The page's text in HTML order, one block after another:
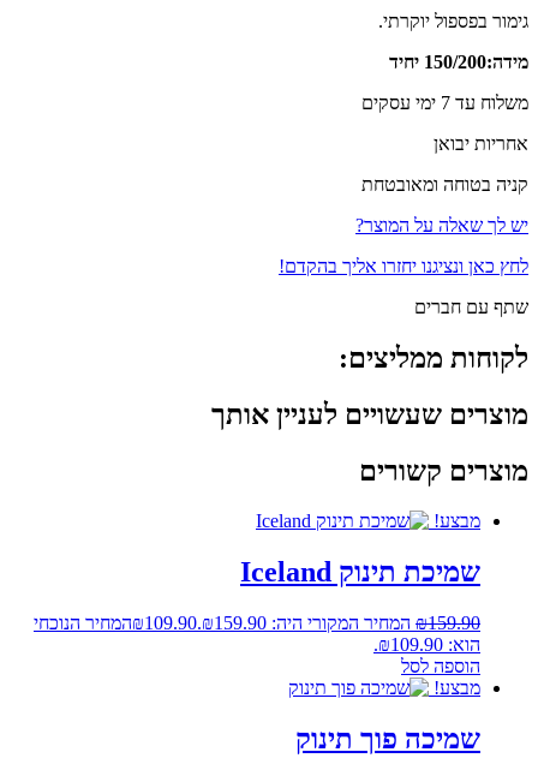
גימור בפספול יוקרתי.
מידה:150/200 יחיד
משלוח עד 7 ימי עסקים
אחריות יבואן
קניה בטוחה ומאובטחת
יש לך שאלה על המוצר?
לחץ כאן ונציגנו יחזרו אליך בהקדם!
שתף עם חברים
לקוחות ממליצים:
מוצרים שעשויים לעניין אותך
מוצרים קשורים
מבצע!
שמיכת תינוק Iceland
₪159.90 המחיר המקורי היה: ₪159.90. ₪109.90
המחיר הנוכחי
הוא: ₪109.90.
הוספה לסל
מבצע!
שמיכה פוך תינוק